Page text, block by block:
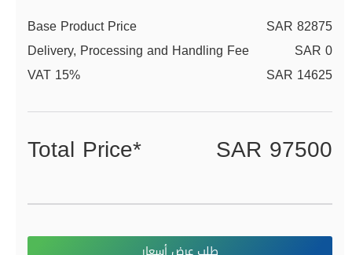
Base Product Price
SAR 82875
Delivery, Processing and Handling Fee
SAR 0
VAT 15%
SAR 14625
Total Price* SAR 97500